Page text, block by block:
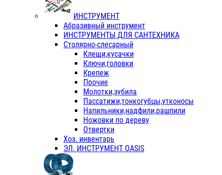
ИНСТРУМЕНТ
Абразивный инструмент
ИНСТРУМЕНТЫ ДЛЯ САНТЕХНИКА
Столярно-слесарный
Клещи,кусачки
Ключи,головки
Крепеж
Прочие
Молотки,зубила
Пассатижи,тонкогубцы,утконосы
Напильники,надфили,рашпили
Ножовки по дереву
Отвертки
Хоз. инвентарь
ЭЛ. ИНСТРУМЕНТ OASIS